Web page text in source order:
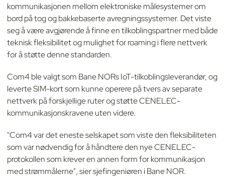
kommunikasjonen mellom elektroniske målesystemer om
bord på tog og bakkebaserte avregningssystemer. Det viste
seg å være avgjørende å finne en tilkoblingspartner med både
teknisk fleksibilitet og mulighet for roaming i flere nettverk
for å støtte denne standarden.
Com4 ble valgt som Bane NORs IoT-tilkoblingsleverandør, og
leverte SIM-kort som kunne operere på tvers av separate
nettverk på forskjellige ruter og støtte CENELEC-
kommunikasjonskravene uten videre.
"Com4 var det eneste selskapet som viste den fleksibiliteten
som var nødvendig for å håndtere den nye CENELEC-
protokollen som krever en annen form for kommunikasjon
med strømmålerne", sier sjefingeniøren i Bane NOR.